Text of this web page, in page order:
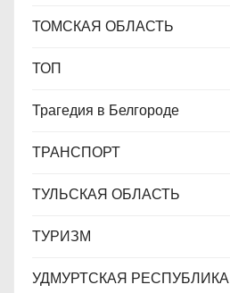
ТОМСКАЯ ОБЛАСТЬ
ТОП
Трагедия в Белгороде
ТРАНСПОРТ
ТУЛЬСКАЯ ОБЛАСТЬ
ТУРИЗМ
УДМУРТСКАЯ РЕСПУБЛИКА